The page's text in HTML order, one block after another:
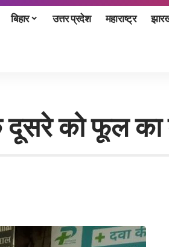
बिहार उत्तर प्रदेश महाराष्ट्र
को फूल का